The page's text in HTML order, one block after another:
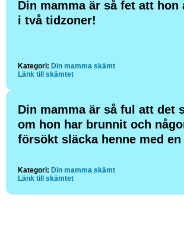
Din mamma är så fet att
i två tidzoner!
Kategori: Din mamma skämt
Länk till skämtet
Din mamma är så ful att det
om hon har brunnit och
försökt släcka henne med en
Kategori: Din mamma skämt
Länk till skämtet